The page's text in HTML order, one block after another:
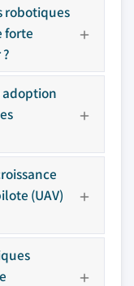
robotiques
forte
(UAV)